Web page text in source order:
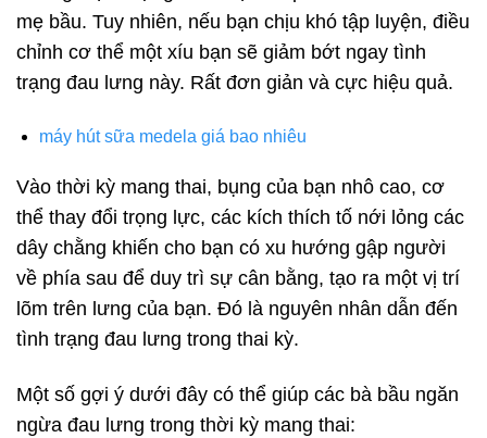
mẹ bầu. Tuy nhiên, nếu bạn chịu khó tập luyện, điều
chỉnh cơ thể một xíu bạn sẽ giảm bớt ngay tình
trạng đau lưng này. Rất đơn giản và cực hiệu quả.
máy hút sữa medela giá bao nhiêu
Vào thời kỳ mang thai, bụng của bạn nhô cao, cơ
thể thay đổi trọng lực, các kích thích tố nới lỏng các
dây chằng khiến cho bạn có xu hướng gập người
về phía sau để duy trì sự cân bằng, tạo ra một vị trí
lõm trên lưng của bạn. Đó là nguyên nhân dẫn đến
tình trạng đau lưng trong thai kỳ.
Một số gợi ý dưới đây có thể giúp các bà bầu ngăn
ngừa đau lưng trong thời kỳ mang thai: